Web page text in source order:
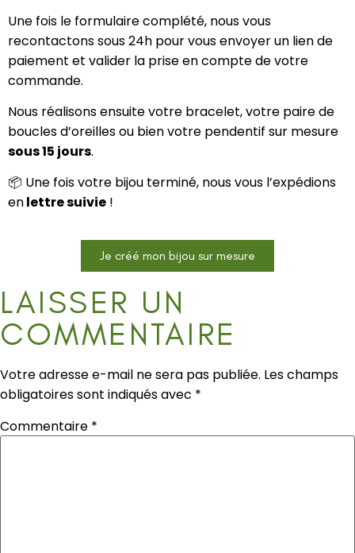
Une fois le formulaire complété, nous vous
recontactons sous 24h pour vous envoyer un lien de
paiement et valider la prise en compte de votre
commande.
Nous réalisons ensuite votre bracelet, votre paire de
boucles d’oreilles ou bien votre pendentif sur mesure
sous 15 jours.
📦 Une fois votre bijou terminé, nous vous l’expédions
enlettre suivie !
Je créé mon bijou sur mesure
LAISSER UN
COMMENTAIRE
Votre adresse e-mail ne sera pas publiée. Les champs
obligatoires sont indiqués avec *
Commentaire *